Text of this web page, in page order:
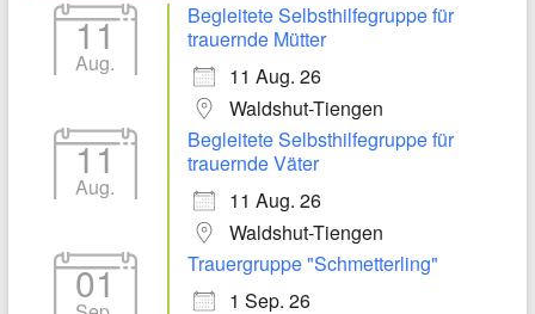
11
Aug.
Begleitete Selbsthilfegruppe für
trauernde Mütter
11 Aug. 26
Waldshut-Tiengen
11
Aug.
Begleitete Selbsthilfegruppe für
trauernde Väter
11 Aug. 26
Waldshut-Tiengen
01
Trauergruppe "Schmetterling"
1 Sep. 26